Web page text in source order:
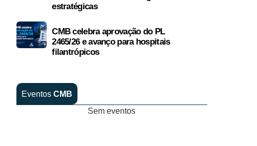
estratégicas
CMB celebra aprovação do PL
2465/26 e avanço para hospitais
filantrópicos
Eventos CMB
Sem eventos